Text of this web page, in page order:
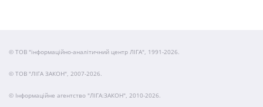
© ТОВ "інформаційно-аналітичний центр ЛІГА", 1991-2026.
© ТОВ "ЛІГА ЗАКОН", 2007-2026.
© Інформаційне агентство "ЛІГА:ЗАКОН", 2010-2026.